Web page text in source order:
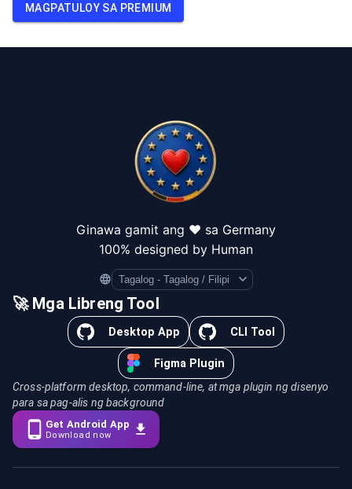
MAGPATULOY SA PREMIUM
Ginawa gamit ang ❤️ sa Germany
100% designed by Human
Language
🚀 Mga Libreng Tool
Desktop App CLI Tool
Figma Plugin
Cross-platform desktop, command-line, at mga plugin ng disenyo
para sa pag-alis ng background
Get Android App
Download now